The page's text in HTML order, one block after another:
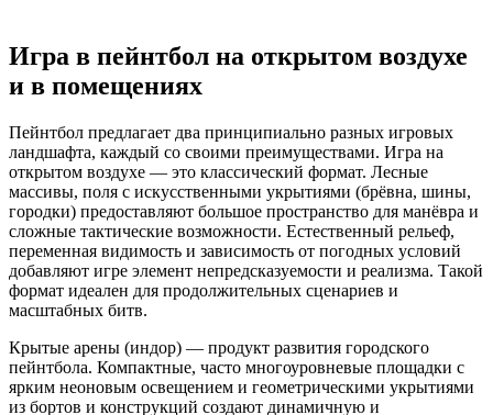
Игра в пейнтбол на открытом воздухе
и в помещениях
Пейнтбол предлагает два принципиально разных игровых
ландшафта, каждый со своими преимуществами. Игра на
открытом воздухе — это классический формат. Лесные
массивы, поля с искусственными укрытиями (брёвна, шины,
городки) предоставляют большое пространство для манёвра и
сложные тактические возможности. Естественный рельеф,
переменная видимость и зависимость от погодных условий
добавляют игре элемент непредсказуемости и реализма. Такой
формат идеален для продолжительных сценариев и
масштабных битв.
Крытые арены (индор) — продукт развития городского
пейнтбола. Компактные, часто многоуровневые площадки с
ярким неоновым освещением и геометрическими укрытиями
из бортов и конструкций создают динамичную и